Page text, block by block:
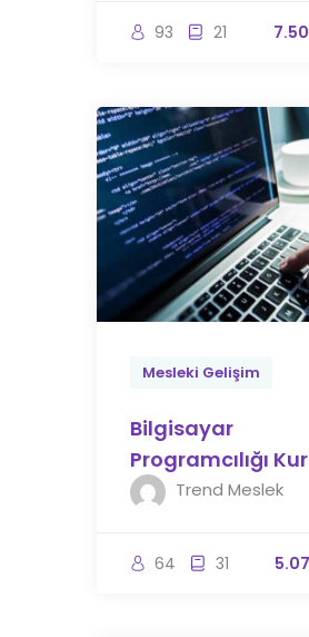
93 21
Mesleki Gelişim
Bilgisayar
Programcılığı
Trend Meslek
64 31